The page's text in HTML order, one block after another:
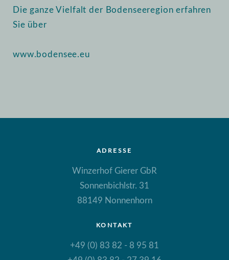
Die ganze Vielfalt der Bodenseeregion erfahren
Sie über
www.bodensee.eu
ADRESSE
Winzerhof Gierer GbR
Sonnenbichlstr. 31
88149 Nonnenhorn
KONTAKT
+49 (0) 83 82 - 8 95 81